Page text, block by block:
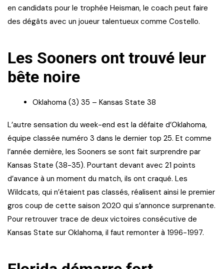
en candidats pour le trophée Heisman, le coach peut faire
des dégâts avec un joueur talentueux comme Costello.
Les Sooners ont trouvé leur
bête noire
Oklahoma (3) 35 – Kansas State 38
L’autre sensation du week-end est la défaite d’Oklahoma,
équipe classée numéro 3 dans le dernier top 25. Et comme
l’année dernière, les Sooners se sont fait surprendre par
Kansas State (38-35). Pourtant devant avec 21 points
d’avance à un moment du match, ils ont craqué. Les
Wildcats, qui n’étaient pas classés, réalisent ainsi le premier
gros coup de cette saison 2020 qui s’annonce surprenante.
Pour retrouver trace de deux victoires consécutive de
Kansas State sur Oklahoma, il faut remonter à 1996-1997.